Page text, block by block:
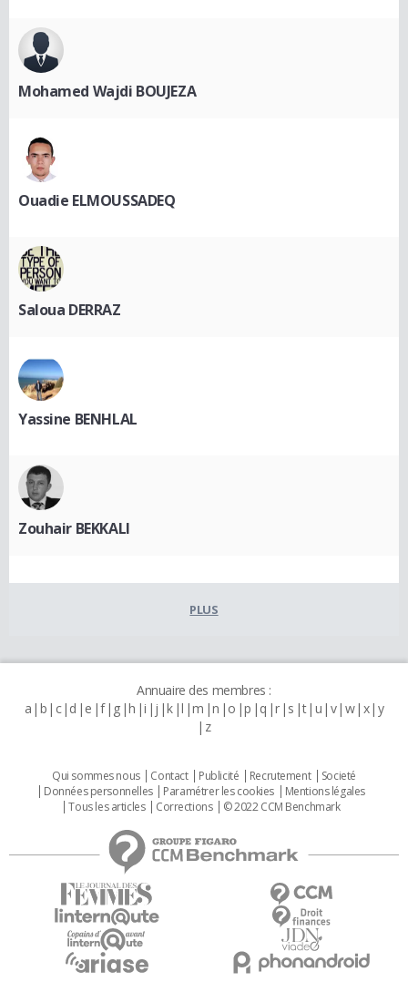
Mohamed Wajdi BOUJEZA
Ouadie ELMOUSSADEQ
Saloua DERRAZ
Yassine BENHLAL
Zouhair BEKKALI
PLUS
Annuaire des membres :
a b c d e f g h i j k l m n o p q r s t u v w x y
z
Qui sommes nous Contact Publicité Recrutement
Societé
Données personnelles
Paramétrer les cookies
Mentions légales
Tous les articles
Corrections © 2022 CCM Benchmark